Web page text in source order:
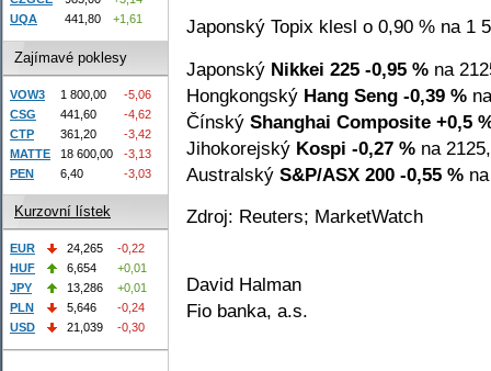
Japonský Topix klesl o 0,90 % na 1
Japonský Nikkei 225 -0,95 % na
Hongkongský Hang Seng -0,39 %
Čínský Shanghai Composite +0,5
Jihokorejský Kospi -0,27 % na
Australský S&P/ASX 200 -0,55 %
Zdroj: Reuters; MarketWatch
David Halman
Fio banka, a.s.
UQA
441,80 +1,61
Zajímavé poklesy
VOW3 1 800,00
-5,06
CSG
441,60
-4,62
CTP
361,20
-3,42
MATTE
18 600,00
-3,13
PEN
6,40 -3,03
Kurzovní lístek
EUR 24,265
-0,22
HUF
6,654
+0,01
JPY
13,286
+0,01
PLN
5,646
-0,24
USD
21,039 -0,30